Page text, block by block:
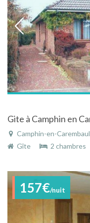
Camphin-en-Carembault (21
Gîte
2 chambres
157€/nuit